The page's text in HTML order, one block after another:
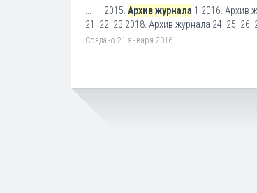
... 2015. Архив журнала 1 2016. Архив
21, 22, 23 2018. Архив журнала 24, 25, 26,
Создано 21 января 2016